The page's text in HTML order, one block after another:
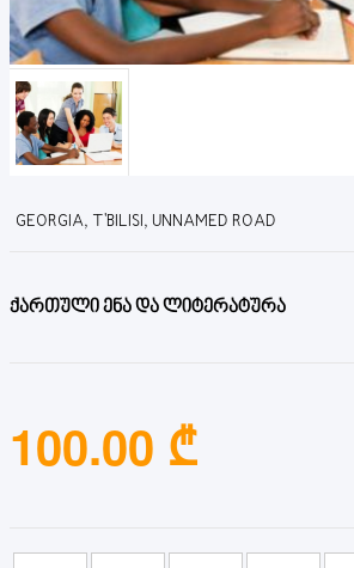
GEORGIA, T'BILISI, UNNAMED ROAD
ქართული ენა და ლიტერატურა
100.00 ₾